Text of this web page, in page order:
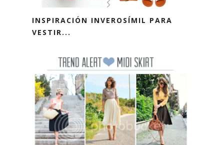
INSPIRACIÓN INVEROSÍMIL PARA
VESTIR...